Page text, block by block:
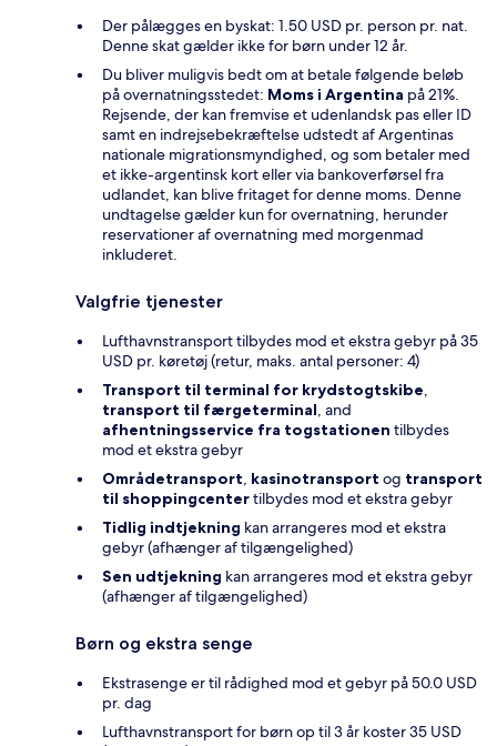
Der pålægges en byskat: 1.50 USD pr. person pr. nat.
Denne skat gælder ikke for børn under 12 år.
Du bliver muligvis bedt om at betale følgende beløb
på overnatningsstedet: Moms i Argentina på 21%.
Rejsende, der kan fremvise et udenlandsk pas eller ID
samt en indrejsebekræftelse udstedt af Argentinas
nationale migrationsmyndighed, og som betaler med
et ikke-argentinsk kort eller via bankoverførsel fra
udlandet, kan blive fritaget for denne moms. Denne
undtagelse gælder kun for overnatning, herunder
reservationer af overnatning med morgenmad
inkluderet.
Valgfrie tjenester
Lufthavnstransport tilbydes mod et ekstra gebyr på 35
USD pr. køretøj (retur, maks. antal personer: 4)
Transport til terminal for krydstogtskibe,
transport til færgeterminal, and
afhentningsservice fra togstationen tilbydes
mod et ekstra gebyr
Områdetransport, kasinotransport og transport
til shoppingcentertilbydes mod et ekstra gebyr
Tidlig indtjekning kan arrangeres mod et ekstra
gebyr (afhænger af tilgængelighed)
Sen udtjekning kan arrangeres mod et ekstra gebyr
(afhænger af tilgængelighed)
Børn og ekstra senge
Ekstrasenge er til rådighed mod et gebyr på 50.0 USD
pr. dag
Lufthavnstransport for børn op til 3 år koster 35 USD